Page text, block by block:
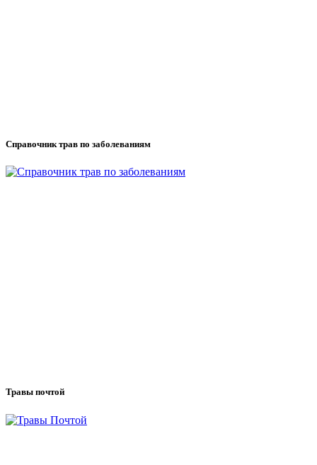
Справочник трав по заболеваниям
Травы почтой